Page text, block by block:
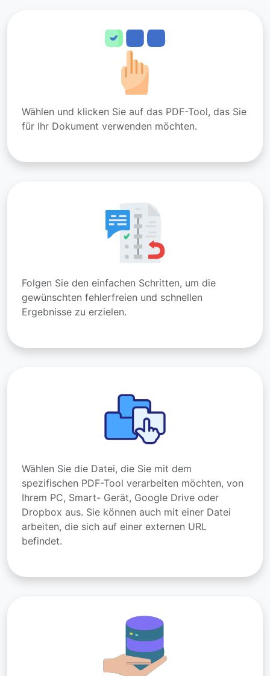
Wählen und klicken Sie auf das PDF-Tool, das Sie
für Ihr Dokument verwenden möchten.
Folgen Sie den einfachen Schritten, um die
gewünschten fehlerfreien und schnellen
Ergebnisse zu erzielen.
Wählen Sie die Datei, die Sie mit dem
spezifischen PDF-Tool verarbeiten möchten, von
Ihrem PC, Smart- Gerät, Google Drive oder
Dropbox aus. Sie können auch mit einer Datei
arbeiten, die sich auf einer externen URL
befindet.